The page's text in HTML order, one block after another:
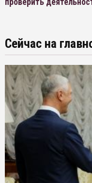
Сейчас на